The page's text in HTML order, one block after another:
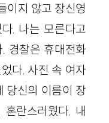
이지 않고 장신영
. 나는 모른다고
경찰은 휴대전화
다. 사진 속 여자
당신의 이름이 장
란스러웠다. 내